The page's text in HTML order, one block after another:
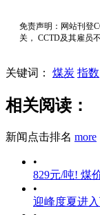
免责声明：网站刊登
关， CCTD及其雇员
关键词： 煤炭 指数
相关阅读：
新闻点击排名 more
•
829元/吨! 煤
•
迎峰度夏进